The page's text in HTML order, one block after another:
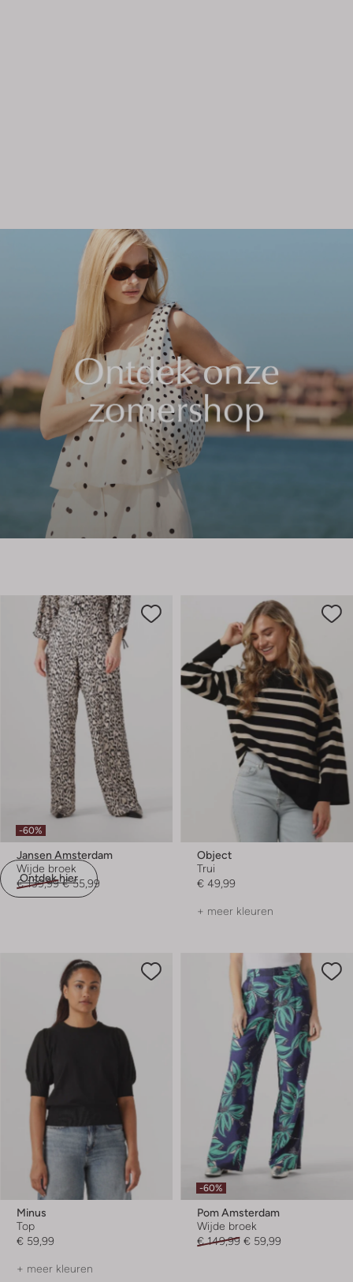
Ontdek hier
-60%
Jansen Amsterdam
Wijde broek
€ 139,99 € 55,99
Object
Trui
€ 49,99
+ meer kleuren
Minus
Top
€ 59,99
+ meer kleuren
-60%
Pom Amsterdam
Wijde broek
€ 149,99 € 59,99